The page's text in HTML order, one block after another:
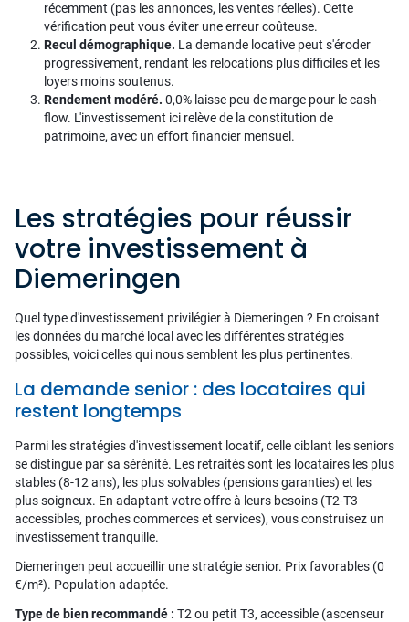
récemment (pas les annonces, les ventes réelles). Cette
vérification peut vous éviter une erreur coûteuse.
Recul démographique. La demande locative peut s'éroder
progressivement, rendant les relocations plus difficiles et les
loyers moins soutenus.
Rendement modéré. 0,0% laisse peu de marge pour le cash-
flow. L'investissement ici relève de la constitution de
patrimoine, avec un effort financier mensuel.
Les stratégies pour réussir
votre investissement à
Diemeringen
Quel type d'investissement privilégier à Diemeringen ? En croisant
les données du marché local avec les différentes stratégies
possibles, voici celles qui nous semblent les plus pertinentes.
La demande senior : des locataires qui
restent longtemps
Parmi les stratégies d'investissement locatif, celle ciblant les seniors
se distingue par sa sérénité. Les retraités sont les locataires les plus
stables (8-12 ans), les plus solvables (pensions garanties) et les
plus soigneux. En adaptant votre offre à leurs besoins (T2-T3
accessibles, proches commerces et services), vous construisez un
investissement tranquille.
Diemeringen peut accueillir une stratégie senior. Prix favorables (0
€/m²). Population adaptée.
Type de bien recommandé : T2 ou petit T3, accessible (ascenseur